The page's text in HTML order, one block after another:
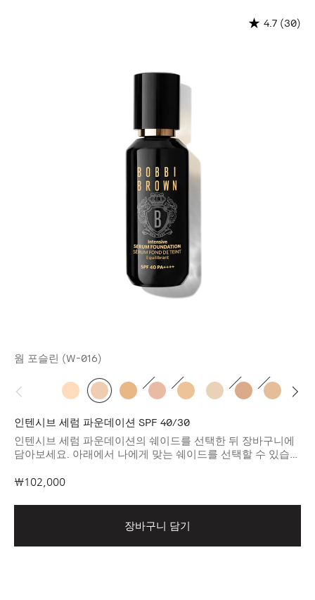
웜 포슬린 (W-016)
인텐시브 세럼 파운데이션 SPF 40/30
인텐시브 세럼 파운데이션의 쉐이드를 선택한 뒤 장바구니에
담아보세요. 아래에서 나에게 맞는 쉐이드를 선택할 수 있습니
4.7 (30)
₩102,000
장바구니 담기